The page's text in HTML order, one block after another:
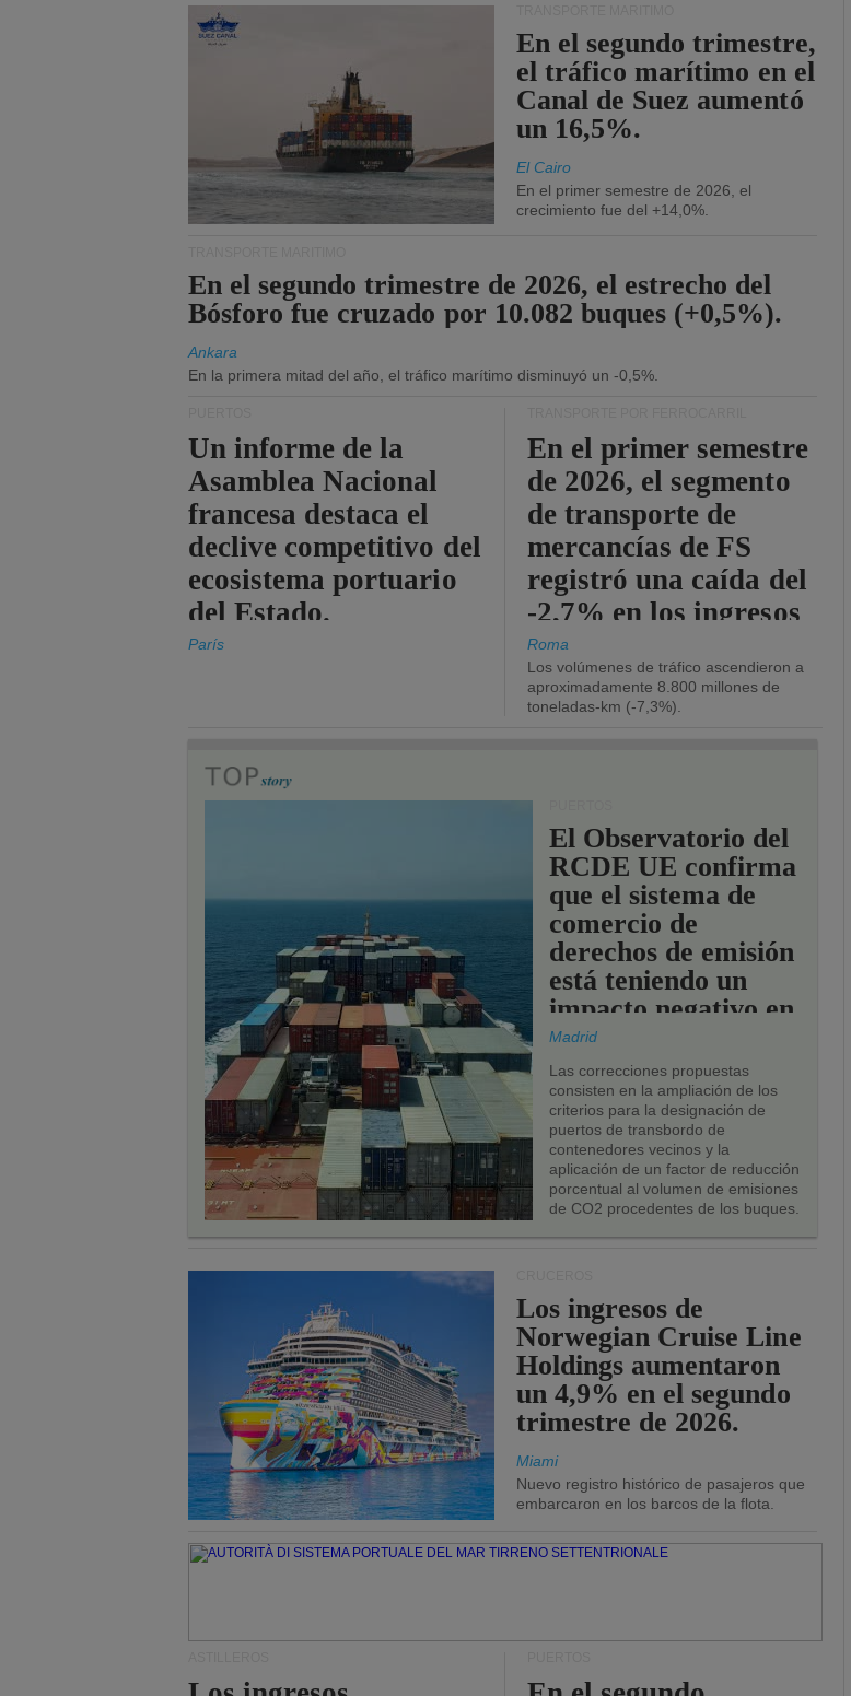
En el segundo trimestre,
el tráfico marítimo en el
Canal de Suez aumentó
un 16,5%.
El Cairo
En el primer semestre de 2026, el
crecimiento fue del +14,0%.
En el segundo trimestre de 2026, el estrecho del
Bósforo fue cruzado por 10.082 buques (+0,5%).
Ankara
En la primera mitad del año, el tráfico marítimo disminuyó un -0,5%.
Un informe de la
Asamblea Nacional
francesa destaca el
declive competitivo del
ecosistema portuario
del Estado.
París
En el primer semestre
de 2026, el segmento
de transporte de
mercancías de FS
registró una caída del
-2,7% en los ingresos
operativos.
Roma
Los volúmenes de tráfico ascendieron a
aproximadamente 8.800 millones de
toneladas-km (-7,3%).
El Observatorio del
RCDE UE confirma
que el sistema de
comercio de
derechos de emisión
está teniendo un
impacto negativo en
los puertos de la
UE.
Madrid
Las correcciones propuestas
consisten en la ampliación de los
criterios para la designación de
puertos de transbordo de
contenedores vecinos y la
aplicación de un factor de reducción
porcentual al volumen de emisiones
de CO2 procedentes de los buques.
Los ingresos de
Norwegian Cruise Line
Holdings aumentaron
un 4,9% en el segundo
trimestre de 2026.
Miami
Nuevo registro histórico de pasajeros que
embarcaron en los barcos de la flota.